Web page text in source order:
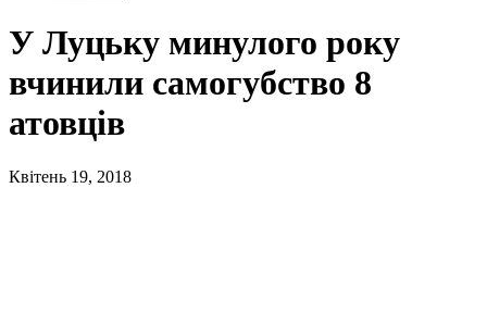
У Луцьку минулого року
вчинили самогубство 8
атовців
Квітень 19, 2018